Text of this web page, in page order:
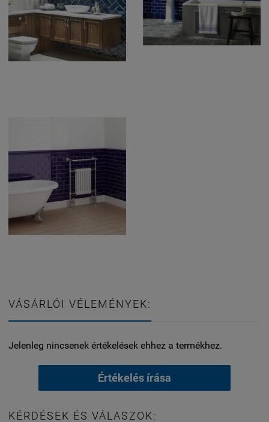
VÁSÁRLÓI VÉLEMÉNYEK:
Jelenleg nincsenek értékelések ehhez a termékhez.
Értékelés írása
KÉRDÉSEK ÉS VÁLASZOK: